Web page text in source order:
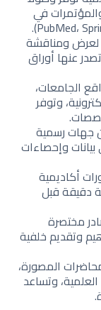
في
ومناقشة
عنها أوراق
الجامعات،
وتوفر
رسمية
وإحصاءات
أكاديمية
دقيقة قبل
مختصرة
وتقديم خلفية
المصورة،
العلمية، وتساعد